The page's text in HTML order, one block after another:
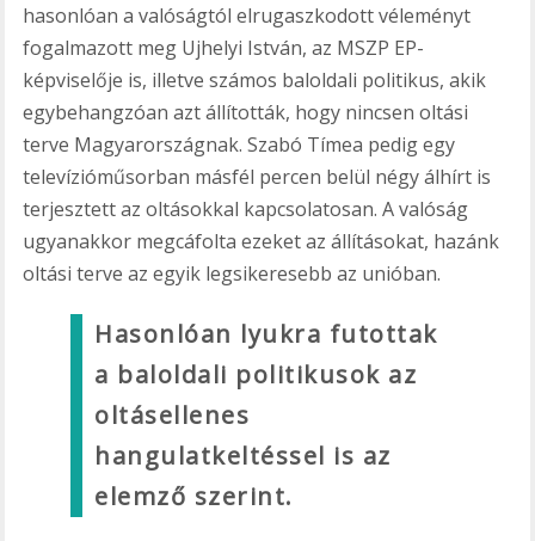
hasonlóan a valóságtól elrugaszkodott véleményt
fogalmazott meg Ujhelyi István, az MSZP EP-
képviselője is, illetve számos baloldali politikus, akik
egybehangzóan azt állították, hogy nincsen oltási
terve Magyarországnak. Szabó Tímea pedig egy
televízióműsorban másfél percen belül négy álhírt is
terjesztett az oltásokkal kapcsolatosan. A valóság
ugyanakkor megcáfolta ezeket az állításokat, hazánk
oltási terve az egyik legsikeresebb az unióban.
Hasonlóan lyukra futottak
a baloldali politikusok az
oltásellenes
hangulatkeltéssel is az
elemző szerint.